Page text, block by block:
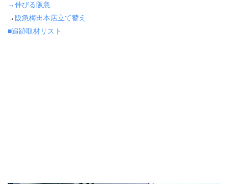
→伸びる阪急
→ 阪急梅田本店立て替え
■追跡取材リスト